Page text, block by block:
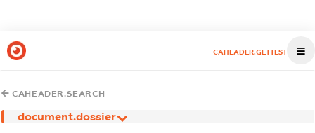
CAHEADER.GETTEST
CAHEADER.SEARCH
document.dossier